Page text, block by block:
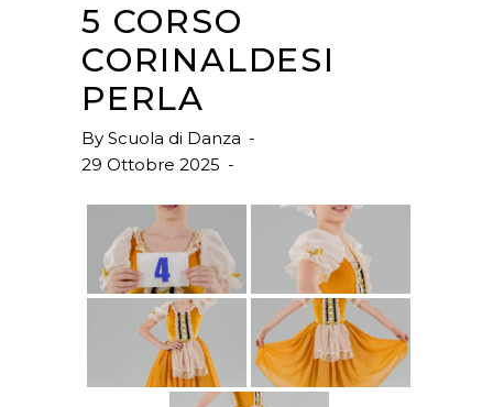
5 CORSO
CORINALDESI
PERLA
By Scuola di Danza
29 Ottobre 2025